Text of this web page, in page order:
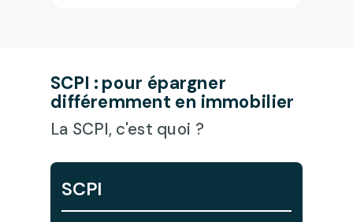
SCPI : pour épargner
différemment en immobilier
La SCPI, c'est quoi ?
SCPI